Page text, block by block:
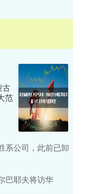
古
范
系公司，此前已卸
巴耶夫将访华